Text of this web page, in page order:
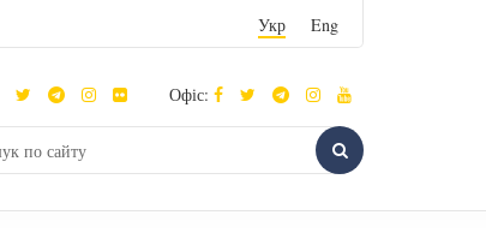
Укр Eng
Офіс: